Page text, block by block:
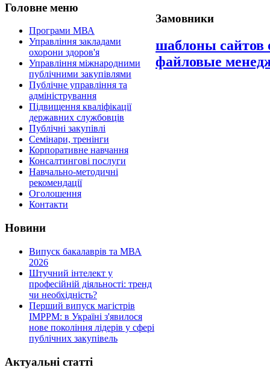
Замовники
шаблоны сайтов
файловые
Головне меню
Програми МВА
Управління закладами
охорони здоров'я
Управління міжнародними
публічними закупівлями
Публічне управління та
адміністрування
Підвищення кваліфікації
державних службовців
Публічні закупівлі
Семінари, тренінги
Корпоративне навчання
Консалтингові послуги
Навчально-методичні
рекомендації
Оголошення
Контакти
Новини
Випуск бакалаврів та МВА
2026
Штучний інтелект у
професійній діяльності: тренд
чи необхідність?
Перший випуск магістрів
IMPPM: в Україні з'явилося
нове покоління лідерів у сфері
публічних закупівель
Актуальні статті